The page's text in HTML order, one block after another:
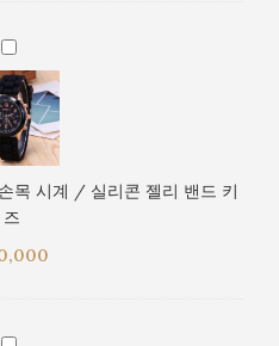
키
즈
목
계
/
실
리
콘
젤
리
검
은
색
소
생
용
패
목
목 시계 / 실리콘 젤리 밴드 키
즈